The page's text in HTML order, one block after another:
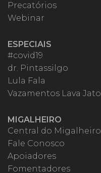
Precatórios
Webinar
ESPECIAIS
#covid19
dr. Pintassilgo
Lula Fala
Vazamentos Lava Jato
MIGALHEIRO
Central do Migalheiro
Fale Conosco
Apoiadores
Fomentadores